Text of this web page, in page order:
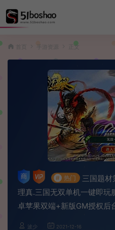
手游资源 正文
# 热门
三国题材
理真.三国无双单机一键即
卓苹果双端+新版GM授权后
波少 2021-12-16